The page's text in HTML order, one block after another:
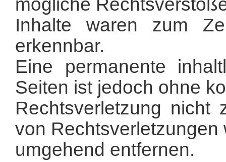
mögliche
Inhalte waren zum
erkennbar.
Eine permanente
Seiten ist jedoch ohne
Rechtsverletzung nicht
von
umgehend entfernen.